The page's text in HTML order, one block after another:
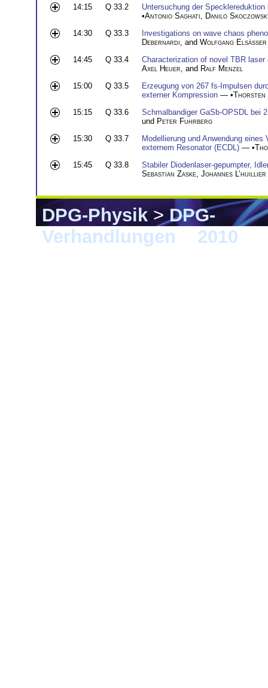
14:15
Q 33.2
Untersuchung der
•Antonio Saghati
Danilo
14:30
Q 33.3
Investigations on wave chaos
Debernardi , and Wolfgang Elsäßer
14:45
Q 33.4
Characterization of novel TBR laser
Axel Heuer , and Ralf Menzel
15:00
Q 33.5
Erzeugung von 267 fs-Impulsen
externer Kompression — •Thorsten
15:15
Q 33.6
Schmalbandiger GaSb-OPSDL bei
und Peter Fuhrberg
15:30
Q 33.7
Modellierung und Anwendung
externem Resonator (ECDL) — •
15:45
Q 33.8
Stabiler Diodenlaser-gepumpter,
Sebastian Zaske Johannes L’huillier
DPG-Physik>DPG-
Verhandlungen
2010